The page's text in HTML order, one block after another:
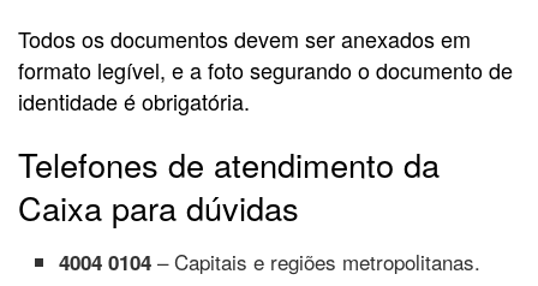
Todos os documentos devem ser anexados em
formato legível, e a foto segurando o documento de
identidade é obrigatória.
Telefones de atendimento da
Caixa para dúvidas
4004 0104 – Capitais e regiões metropolitanas.